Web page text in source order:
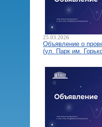
25.03.2026
Объявление о
(ул. Парк им.